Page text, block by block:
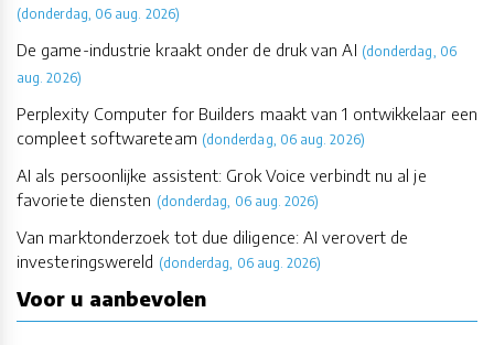
(donderdag, 06 aug. 2026)
De game-industrie kraakt onder de druk van AI (donderdag, 06
aug. 2026)
Perplexity Computer for Builders maakt van 1 ontwikkelaar een
compleet softwareteam (donderdag, 06 aug. 2026)
AI als persoonlijke assistent: Grok Voice verbindt nu al je
favoriete diensten (donderdag, 06 aug. 2026)
Van marktonderzoek tot due diligence: AI verovert de
investeringswereld (donderdag, 06 aug. 2026)
Voor u aanbevolen